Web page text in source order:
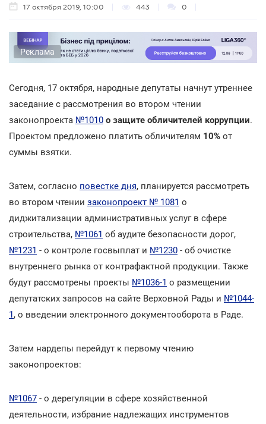
17 октября 2019, 10:00 443 0
Реклама
Сегодня, 17 октября, народные депутаты начнут утреннее
заседание с рассмотрения во втором чтении
законопроекта №1010 о защите обличителей коррупции.
Проектом предложено платить обличителям 10% от
суммы взятки.
Затем, согласно повестке дня, планируется рассмотреть
во втором чтении законопроект № 1081 о
диджитализации административных услуг в сфере
строительства, №1061 об аудите безопасности дорог,
№1231 - о контроле госвыплат и №1230 - об очистке
внутреннего рынка от контрафактной продукции. Также
будут рассмотрены проекты №1036-1 о размещении
депутатских запросов на сайте Верховной Рады и №1044-
1, о введении электронного документооборота в Раде.
Затем нардепы перейдут к первому чтению
законопроектов:
№1067 - о дерегуляции в сфере хозяйственной
деятельности, избрание надлежащих инструментов